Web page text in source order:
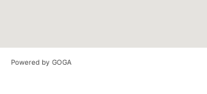
Powered by GOGA